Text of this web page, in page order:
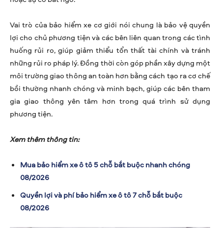
Vai trò của bảo hiểm xe cơ giới nói chung là bảo vệ quyền
lợi cho chủ phương tiện và các bên liên quan trong các tình
huống rủi ro, giúp giảm thiểu tổn thất tài chính và tránh
những rủi ro pháp lý. Đồng thời còn góp phần xây dựng một
môi trường giao thông an toàn hơn bằng cách tạo ra cơ chế
bồi thường nhanh chóng và minh bạch, giúp các bên tham
gia giao thông yên tâm hơn trong quá trình sử dụng
phương tiện.
Xem thêm thông tin:
Mua bảo hiểm xe ô tô 5 chỗ bắt buộc nhanh chóng
08/2026
Quyền lợi và phí bảo hiểm xe ô tô 7 chỗ bắt buộc
08/2026